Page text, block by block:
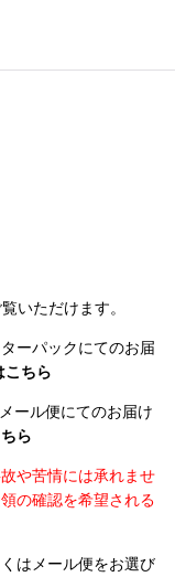
いただけます。
ーパックにてのお届
こちら
ール便にてのお届け
ら
や苦情には承れませ
の確認を希望される
はメール便をお選び